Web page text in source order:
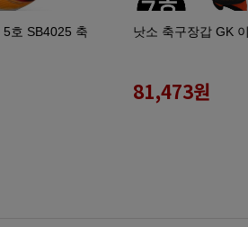
호 SB4025 축
낫소 축구장갑 GK
81,473원